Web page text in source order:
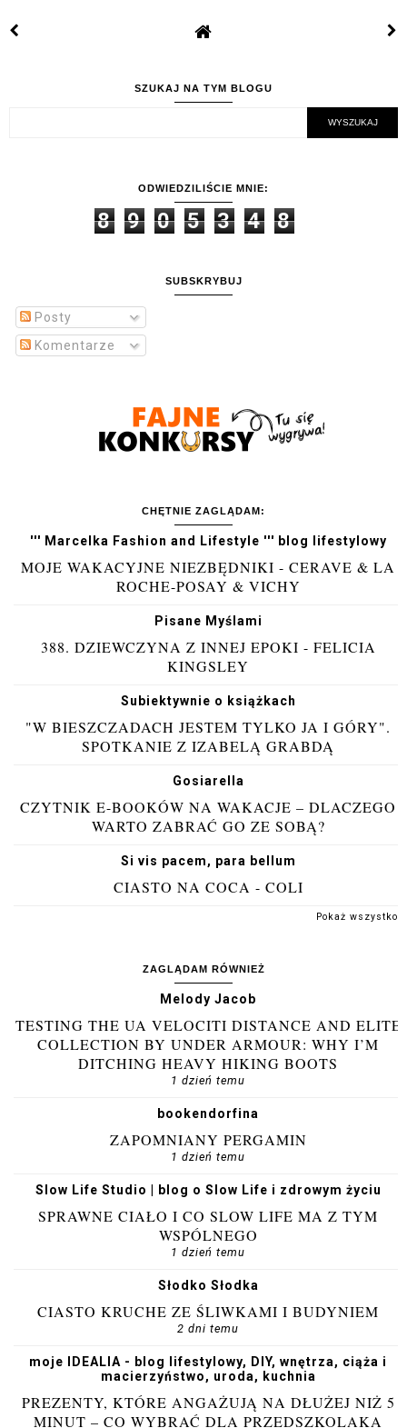
SZUKAJ NA TYM BLOGU
ODWIEDZILIŚCIE MNIE:
8 9 0 5 3 4 8
SUBSKRYBUJ
Posty
Komentarze
CHĘTNIE ZAGLĄDAM:
''' Marcelka Fashion and Lifestyle ''' blog lifestylowy
MOJE WAKACYJNE NIEZBĘDNIKI - CERAVE & LA
ROCHE-POSAY & VICHY
Pisane Myślami
388. DZIEWCZYNA Z INNEJ EPOKI - FELICIA
KINGSLEY
Subiektywnie o książkach
"W BIESZCZADACH JESTEM TYLKO JA I GÓRY".
SPOTKANIE Z IZABELĄ GRABDĄ
Gosiarella
CZYTNIK E-BOOKÓW NA WAKACJE – DLACZEGO
WARTO ZABRAĆ GO ZE SOBĄ?
Si vis pacem, para bellum
CIASTO NA COCA - COLI
Pokaż wszystko
ZAGLĄDAM RÓWNIEŻ
Melody Jacob
TESTING THE UA VELOCITI DISTANCE AND ELITE
COLLECTION BY UNDER ARMOUR: WHY I’M
DITCHING HEAVY HIKING BOOTS
1 dzień temu
bookendorfina
ZAPOMNIANY PERGAMIN
1 dzień temu
Slow Life Studio | blog o Slow Life i zdrowym życiu
SPRAWNE CIAŁO I CO SLOW LIFE MA Z TYM
WSPÓLNEGO
1 dzień temu
Słodko Słodka
CIASTO KRUCHE ZE ŚLIWKAMI I BUDYNIEM
2 dni temu
moje IDEALIA - blog lifestylowy, DIY, wnętrza, ciąża i
macierzyństwo, uroda, kuchnia
PREZENTY, KTÓRE ANGAŻUJĄ NA DŁUŻEJ NIŻ 5
MINUT – CO WYBRAĆ DLA PRZEDSZKOLAKA